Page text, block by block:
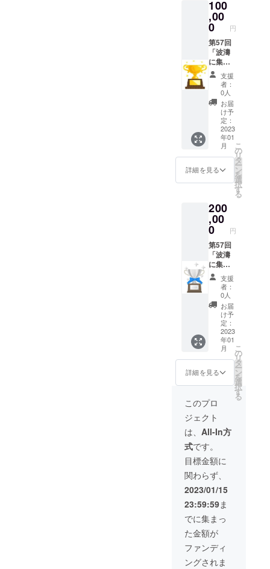
に集
う」オ
リジナ
ルＴ
シャツ
浜松南
高校オ
リジナ
ルマフ
ラータ
オル
会実行
委員一
同より
お礼
メール
第56回
「波濤
に集
う」会
誌 第56
回「波
濤に集
う」オ
リジナ
ルクリ
アファ
イル 第
56回
「波濤
に集
リジナ
ルＴ
シャツ
浜松南
高校オ
リジナ
ルマフ
ラータ
オル
100
,00
0 円
第57回
「波濤
に集
う」会
誌及び
今年度
の特設
ホーム
ページ
にGold
Support
erとし
てお名
前掲載
27期生
(1992年
会実行
委員一
同より
お礼
メール
第56回
「波濤
に集
う」会
誌 第56
回「波
濤に集
う」オ
リジナ
ルクリ
アファ
イル 第
56回
「波濤
に集
う」オ
リジナ
ルＴ
シャツ
浜松南
高校オ
リジナ
ルマフ
ラータ
オル
支援
者：
0人
お届
け予
定：
2023
年01
月
詳細を見る
こ
の
リ
タ
ー
ン
を
選
択
す
る
200
,00
0 円
第57回
「波濤
に集
う」会
誌及び
今年度
の特設
ホーム
ページ
Platinu
Support
erとし
てお名
前掲載
27期生
(1992年
卒)同窓
会実行
委員一
同より
お礼
メール
第56回
「波濤
に集
う」会
誌 第56
回「波
濤に集
う」オ
リジナ
ルクリ
支援
者：
0人
お届
け予
定：
2023
年01
月
詳細を見る
こ
の
リ
タ
ー
ン
を
選
択
す
る
このプロ
ジェクト
は、 All-In方
式です。
目標金額に
関わらず、
2023/01/15
23:59:59ま
でに集まっ
た金額が
ファンディ
ングされま